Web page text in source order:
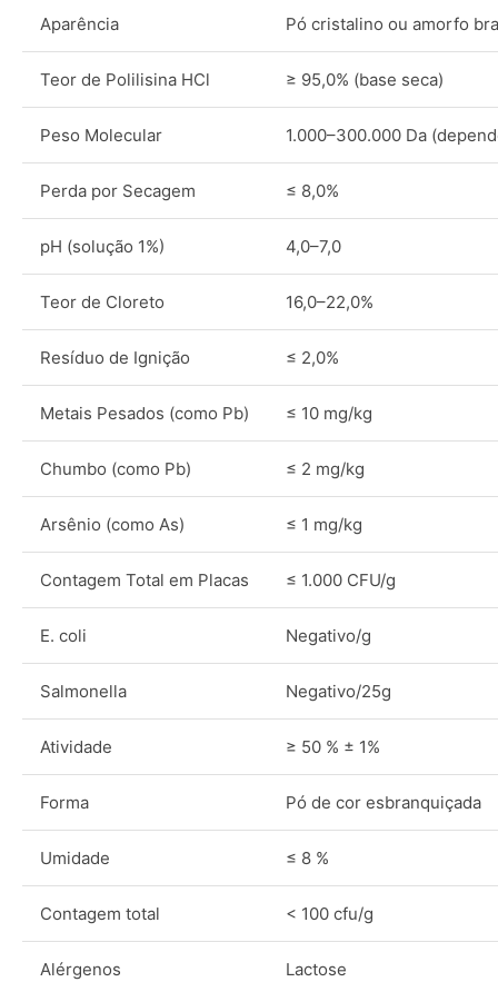
Aparência Pó cristalino ou amorfo
Teor de Polilisina HCl ≥ 95,0% (base seca)
Peso Molecular 1.000–300.000 Da
Perda por Secagem ≤ 8,0%
pH (solução 1%) 4,0–7,0
Teor de Cloreto 16,0–22,0%
Resíduo de Ignição ≤ 2,0%
Metais Pesados (como Pb) ≤ 10 mg/kg
Chumbo (como Pb) ≤ 2 mg/kg
Arsênio (como As) ≤ 1 mg/kg
Contagem Total em Placas ≤ 1.000 CFU/g
E. coli Negativo/g
Salmonella Negativo/25g
Atividade ≥ 50 % ± 1%
Forma Pó de cor esbranquiçada
Umidade ≤ 8 %
Contagem total < 100 cfu/g
Alérgenos Lactose